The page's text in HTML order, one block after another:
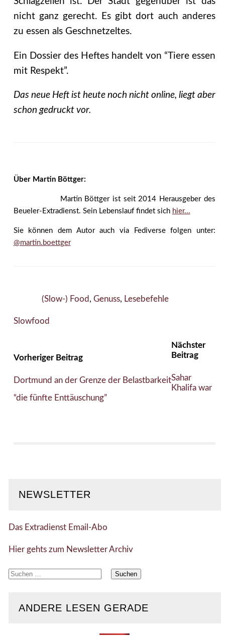
nicht ganz gerecht. Es gibt dort auch anderes
zu essen als Geschnetzeltes.
Ein Dossier des Heftes handelt von “Tiere essen
mit Respekt”.
Das neue Heft ist heute noch nicht online, liegt aber
schon gedruckt vor.
Über Martin Böttger:
Martin Böttger ist seit 2014 Herausgeber des
Beueler-Extradienst. Sein Lebenslauf findet sich hier...
Sie können dem Autor auch via Fediverse folgen unter:
@martin.boettger
(Slow-) Food , Genuss, Lesebefehle
Slowfood
Vorheriger Beitrag
Dortmund an der Grenze der Belastbarkeit
Nächster
Beitrag
Sahar
Khalifa war
“die fünfte Enttäuschung”
NEWSLETTER
Das Extradienst Email-Abo
Hier gehts zum Newsletter Archiv
Suchen
ANDERE LESEN GERADE